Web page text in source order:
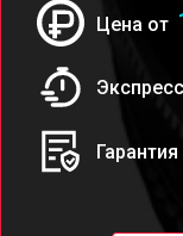
Цена от